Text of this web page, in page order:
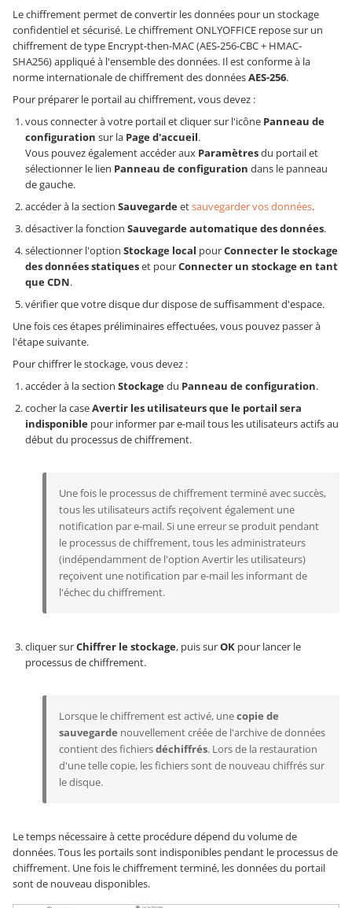
Le chiffrement permet de convertir les données pour un stockage
confidentiel et sécurisé. Le chiffrement ONLYOFFICE repose sur un
chiffrement de type Encrypt-then-MAC (AES-256-CBC + HMAC-
SHA256) appliqué à l'ensemble des données. Il est conforme à la
norme internationale de chiffrement des donnéesAES-256.
Pour préparer le portail au chiffrement, vous devez :
vous connecter à votre portail et cliquer sur l'icône Panneau de
configuration sur la Page d'accueil.
Vous pouvez également accéder aux Paramètresdu portail et
sélectionner le lien Panneau de configuration dans le panneau
de gauche.
accéder à la section Sauvegardeetsauvegarder vos données.
désactiver la fonction Sauvegarde automatique des données.
sélectionner l'option Stockage local pourConnecter le stockage
des données statiqueset pourConnecter un stockage en tant
que CDN.
vérifier que votre disque dur dispose de suffisamment d'espace.
Une fois ces étapes préliminaires effectuées, vous pouvez passer à
l'étape suivante.
Pour chiffrer le stockage, vous devez :
accéder à la section Stockagedu Panneau de configuration.
cocher la caseAvertir les utilisateurs que le portail sera
indisponible pour informer par e-mail tous les utilisateurs actifs au
début du processus de chiffrement.
Une fois le processus de chiffrement terminé avec succès,
tous les utilisateurs actifs reçoivent également une
notification par e-mail. Si une erreur se produit pendant
le processus de chiffrement, tous les administrateurs
(indépendamment de l'option Avertir les utilisateurs)
reçoivent une notification par e-mail les informant de
l'échec du chiffrement.
cliquer surChiffrer le stockage, puis surOK pour lancer le
processus de chiffrement.
Lorsque le chiffrement est activé, unecopie de
sauvegarde nouvellement créée de l'archive de données
contient des fichiersdéchiffrés. Lors de la restauration
d'une telle copie, les fichiers sont de nouveau chiffrés sur
le disque.
Le temps nécessaire à cette procédure dépend du volume de
données. Tous les portails sont indisponibles pendant le processus de
chiffrement. Une fois le chiffrement terminé, les données du portail
sont de nouveau disponibles.